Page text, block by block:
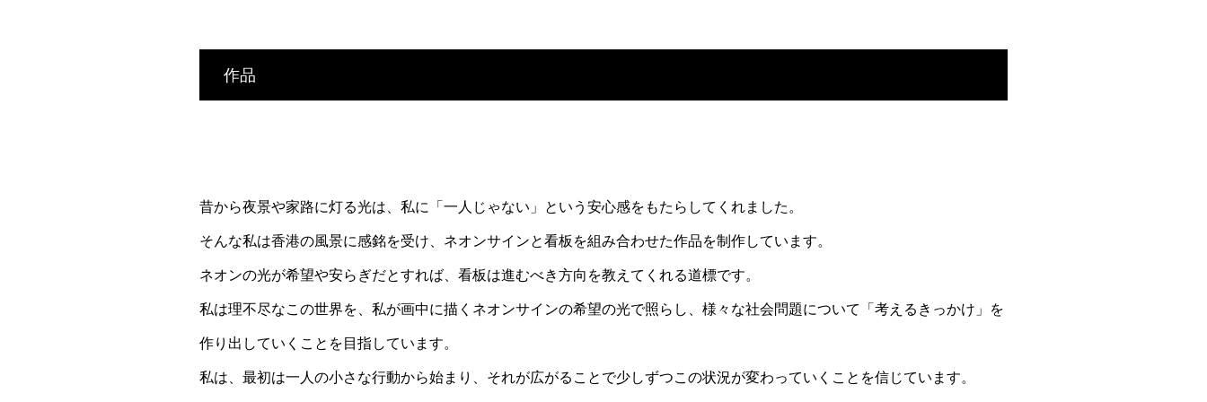
作品
昔から夜景や家路に灯る光は、私に「一人じゃない」という安心感をもたらしてくれました。
そんな私は香港の風景に感銘を受け、ネオンサインと看板を組み合わせた作品を制作しています。
ネオンの光が希望や安らぎだとすれば、看板は進むべき方向を教えてくれる道標です。
私は理不尽なこの世界を、私が画中に描くネオンサインの希望の光で照らし、様々な社会問題について「考えるきっかけ」を
作り出していくことを目指しています。
私は、最初は一人の小さな行動から始まり、それが広がることで少しずつこの状況が変わっていくことを信じています。